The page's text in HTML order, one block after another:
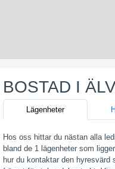
BOSTAD I
Lägenheter
Hos oss hittar du nästan alla
bland de 1 lägenheter som
hur du kontaktar den